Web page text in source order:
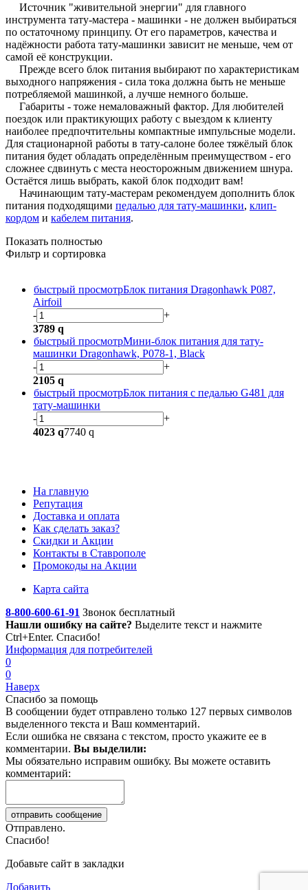
Источник "живительной энергии" для главного
инструмента тату-мастера - машинки - не должен выбираться
по остаточному принципу. От его параметров, качества и
надёжности работа тату-машинки зависит не меньше, чем от
самой её конструкции.
Прежде всего блок питания выбирают по характеристикам
выходного напряжения - сила тока должна быть не меньше
потребляемой машинкой, а лучше немного больше.
Габариты - тоже немаловажный фактор. Для любителей
поездок или практикующих работу с выездом к клиенту
наиболее предпочтительны компактные импульсные модели.
Для стационарной работы в тату-салоне более тяжёлый блок
питания будет обладать определённым преимуществом - его
сложнее сдвинуть с места неосторожным движением шнура.
Остаётся лишь выбрать, какой блок подходит вам!
Начинающим тату-мастерам рекомендуем дополнить блок
питания подходящими педалью для тату-машинки, клип-
кордом и кабелем питания.
Показать полностью
Фильтр и сортировка
быстрый просмотрБлок питания Dragonhawk P087,
Airfoil
-
+
3789 q
быстрый просмотрМини-блок питания для тату-
машинки Dragonhawk, P078-1, Black
-
+
2105 q
быстрый просмотрБлок питания с педалью G481 для
тату-машинки
-
+
4023 q7740 q
На главную
Репутация
Доставка и оплата
Как сделать заказ?
Скидки и Акции
Контакты в Ставрополе
Промокоды на Акции
Карта сайта
8-800-600-61-91 Звонок бесплатный
Нашли ошибку на сайте? Выделите текст и нажмите
Ctrl+Enter. Спасибо!
Информация для потребителей
0
0
Наверх
Спасибо за помощь
В сообщении будет отправлено только 127 первых символов
выделенного текста и Ваш комментарий.
Если ошибка не связана с текстом, просто укажите ее в
комментарии. Вы выделили:
Мы обязательно исправим ошибку. Вы можете оставить
комментарий:
Отправлено.
Спасибо!
Добавьте сайт в закладки
Добавить